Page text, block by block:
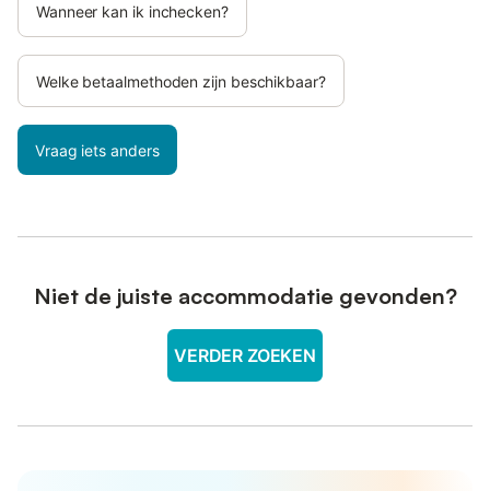
Wanneer kan ik inchecken?
Welke betaalmethoden zijn beschikbaar?
Vraag iets anders
Niet de juiste accommodatie gevonden?
VERDER ZOEKEN